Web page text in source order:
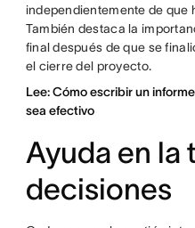
independientemente de que
También destaca la
final después de que se
el cierre del proyecto.
Lee: Cómo escribir un
sea efectivo
Ayuda en la
decisiones